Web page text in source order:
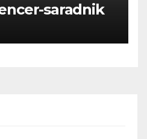
saradnik